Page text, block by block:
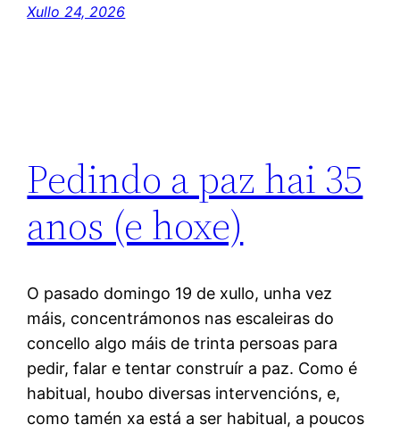
Xullo 24, 2026
Pedindo a paz hai 35
anos (e hoxe)
O pasado domingo 19 de xullo, unha vez
máis, concentrámonos nas escaleiras do
concello algo máis de trinta persoas para
pedir, falar e tentar construír a paz. Como é
habitual, houbo diversas intervencións, e,
como tamén xa está a ser habitual, a poucos